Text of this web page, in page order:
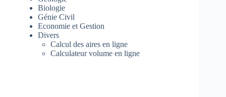
Biologie
Génie Civil
Economie et Gestion
Divers
Calcul des aires en ligne
Calculateur volume en ligne